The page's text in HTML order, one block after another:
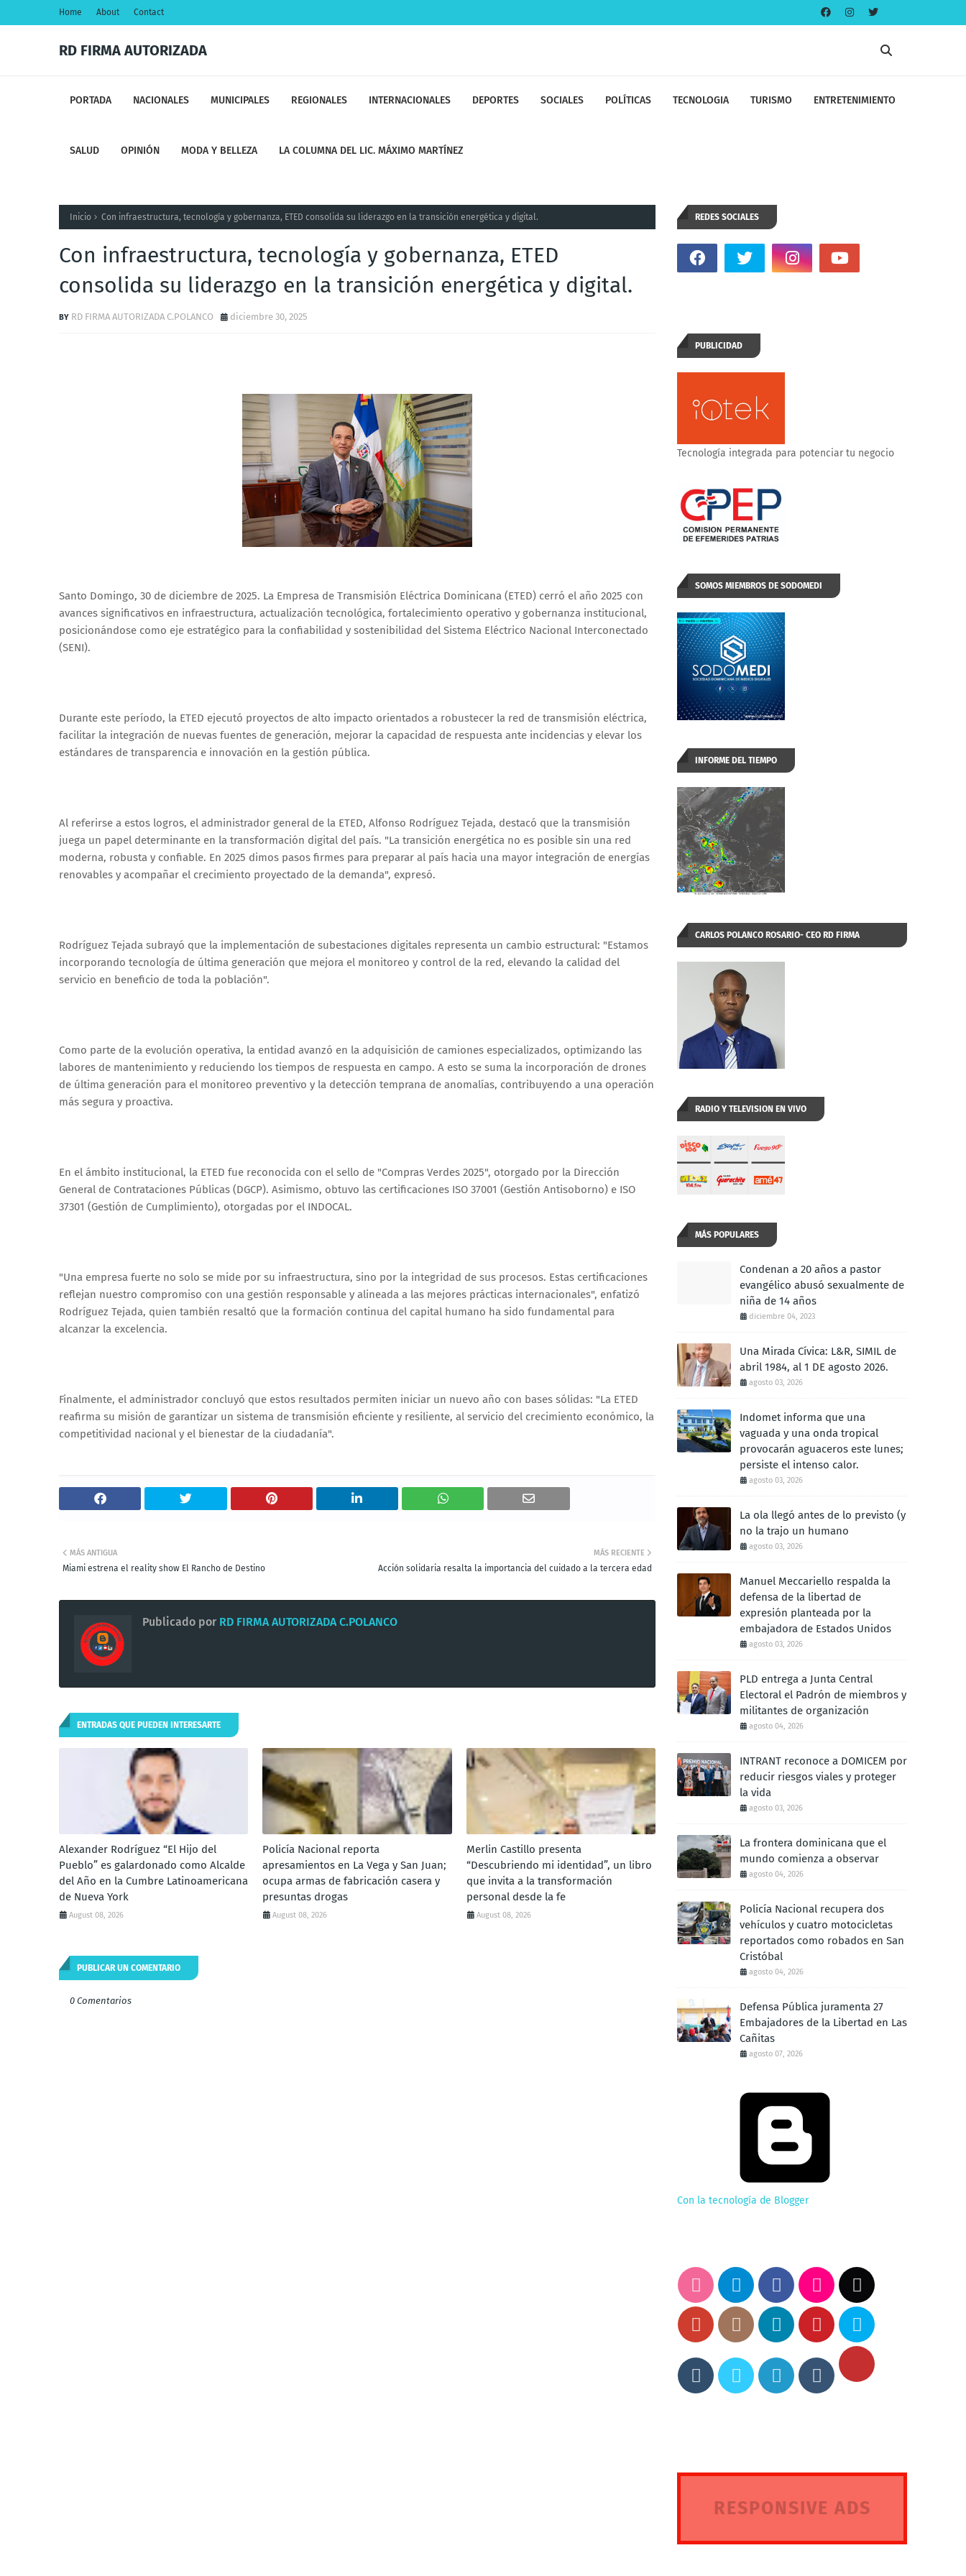
Home About Contact
RD FIRMA AUTORIZADA
PORTADA NACIONALES MUNICIPALES REGIONALES INTERNACIONALES DEPORTES SOCIALES POLÍTICAS TECNOLOGIA TURISMO ENTRETENIMIENTO
SALUD OPINIÓN MODA Y BELLEZA LA COLUMNA DEL LIC. MÁXIMO MARTÍNEZ
Inicio Con infraestructura, tecnología y gobernanza, ETED consolida su liderazgo en la transición energética y digital.
Con infraestructura, tecnología y gobernanza, ETED
consolida su liderazgo en la transición energética y digital.
RD FIRMA AUTORIZADA C.POLANCO diciembre 30, 2025
Santo Domingo, 30 de diciembre de 2025. La Empresa de Transmisión Eléctrica Dominicana (ETED) cerró el año 2025 con
avances significativos en infraestructura, actualización tecnológica, fortalecimiento operativo y gobernanza institucional,
posicionándose como eje estratégico para la confiabilidad y sostenibilidad del Sistema Eléctrico Nacional Interconectado
(SENI).
Durante este período, la ETED ejecutó proyectos de alto impacto orientados a robustecer la red de transmisión eléctrica,
facilitar la integración de nuevas fuentes de generación, mejorar la capacidad de respuesta ante incidencias y elevar los
estándares de transparencia e innovación en la gestión pública.
Al referirse a estos logros, el administrador general de la ETED, Alfonso Rodríguez Tejada, destacó que la transmisión
juega un papel determinante en la transformación digital del país. "La transición energética no es posible sin una red
moderna, robusta y confiable. En 2025 dimos pasos firmes para preparar al país hacia una mayor integración de energías
renovables y acompañar el crecimiento proyectado de la demanda", expresó.
Rodríguez Tejada subrayó que la implementación de subestaciones digitales representa un cambio estructural: "Estamos
incorporando tecnología de última generación que mejora el monitoreo y control de la red, elevando la calidad del
servicio en beneficio de toda la población".
Como parte de la evolución operativa, la entidad avanzó en la adquisición de camiones especializados, optimizando las
labores de mantenimiento y reduciendo los tiempos de respuesta en campo. A esto se suma la incorporación de drones
de última generación para el monitoreo preventivo y la detección temprana de anomalías, contribuyendo a una operación
más segura y proactiva.
En el ámbito institucional, la ETED fue reconocida con el sello de "Compras Verdes 2025", otorgado por la Dirección
General de Contrataciones Públicas (DGCP). Asimismo, obtuvo las certificaciones ISO 37001 (Gestión Antisoborno) e ISO
37301 (Gestión de Cumplimiento), otorgadas por el INDOCAL.
"Una empresa fuerte no solo se mide por su infraestructura, sino por la integridad de sus procesos. Estas certificaciones
reflejan nuestro compromiso con una gestión responsable y alineada a las mejores prácticas internacionales", enfatizó
Rodríguez Tejada, quien también resaltó que la formación continua del capital humano ha sido fundamental para
alcanzar la excelencia.
Finalmente, el administrador concluyó que estos resultados permiten iniciar un nuevo año con bases sólidas: "La ETED
reafirma su misión de garantizar un sistema de transmisión eficiente y resiliente, al servicio del crecimiento económico, la
competitividad nacional y el bienestar de la ciudadanía".
MÁS RECIENTE
Acción solidaria resalta la importancia del cuidado a la tercera edad
MÁS ANTIGUA
Miami estrena el reality show El Rancho de Destino
Publicado por RD FIRMA AUTORIZADA C.POLANCO
ENTRADAS QUE PUEDEN INTERESARTE
Alexander Rodríguez “El Hijo del
Pueblo” es galardonado como Alcalde
del Año en la Cumbre Latinoamericana
de Nueva York
August 08, 2026
Policía Nacional reporta
apresamientos en La Vega y San Juan;
ocupa armas de fabricación casera y
presuntas drogas
August 08, 2026
Merlin Castillo presenta
“Descubriendo mi identidad”, un libro
que invita a la transformación
personal desde la fe
August 08, 2026
PUBLICAR UN COMENTARIO
0 Comentarios
REDES SOCIALES
PUBLICIDAD
Tecnología integrada para potenciar tu negocio
SOMOS MIEMBROS DE SODOMEDI
INFORME DEL TIEMPO
CARLOS POLANCO ROSARIO- CEO RD FIRMA
AUTORIZADA
RADIO Y TELEVISION EN VIVO
MÁS POPULARES
Condenan a 20 años a pastor
evangélico abusó sexualmente de
niña de 14 años
diciembre 04, 2023
Una Mirada Cívica: L&R, SIMIL de
abril 1984, al 1 DE agosto 2026.
agosto 03, 2026
Indomet informa que una
vaguada y una onda tropical
provocarán aguaceros este lunes;
persiste el intenso calor.
agosto 03, 2026
La ola llegó antes de lo previsto (y
no la trajo un humano
agosto 03, 2026
Manuel Meccariello respalda la
defensa de la libertad de
expresión planteada por la
embajadora de Estados Unidos
agosto 03, 2026
PLD entrega a Junta Central
Electoral el Padrón de miembros y
militantes de organización
agosto 04, 2026
INTRANT reconoce a DOMICEM por
reducir riesgos viales y proteger
la vida
agosto 03, 2026
La frontera dominicana que el
mundo comienza a observar
agosto 04, 2026
Policía Nacional recupera dos
vehículos y cuatro motocicletas
reportados como robados en San
Cristóbal
agosto 04, 2026
Defensa Pública juramenta 27
Embajadores de la Libertad en Las
Cañitas
agosto 07, 2026
Con la tecnología de Blogger
RESPONSIVE ADS